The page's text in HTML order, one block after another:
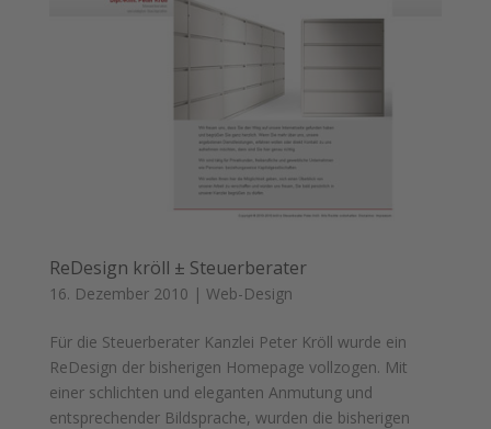
ReDesign kröll ± Steuerberater
16. Dezember 2010 | Web-Design
Für die Steuerberater Kanzlei Peter Kröll wurde ein
ReDesign der bisherigen Homepage vollzogen. Mit
einer schlichten und eleganten Anmutung und
entsprechender Bildsprache, wurden die bisherigen